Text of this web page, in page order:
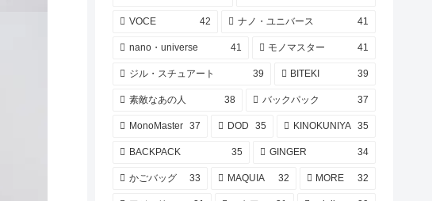
VOCE 42 ナノ・ユニバース 41
nano・universe 41 モノマスター 41
ジル・スチュアート 39 BITEKI 39
素敵なあの人 38 バックパック 37
MonoMaster 37 DOD 35 KINOKUNIYA 35
BACKPACK 35 GINGER 34
かごバッグ 33 MAQUIA 32 MORE 32